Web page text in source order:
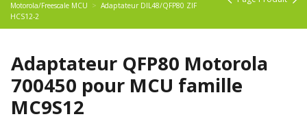
Motorola/Freescale MCU
Adaptateur DIL48/QFP80 ZIF
HCS12-2
Adaptateur QFP80 Motorola
700450 pour MCU famille
MC9S12